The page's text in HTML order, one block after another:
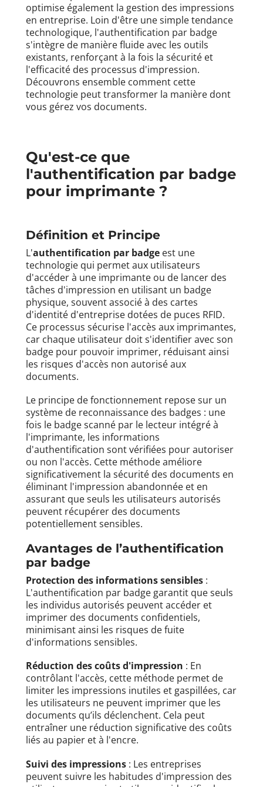
optimise également la gestion des impressions
en entreprise. Loin d'être une simple tendance
technologique, l'authentification par badge
s'intègre de manière fluide avec les outils
existants, renforçant à la fois la sécurité et
l'efficacité des processus d'impression.
Découvrons ensemble comment cette
technologie peut transformer la manière dont
vous gérez vos documents.
Qu'est-ce que
l'authentification par badge
pour imprimante ?
Définition et Principe
L'authentification par badge est une
technologie qui permet aux utilisateurs
d'accéder à une imprimante ou de lancer des
tâches d'impression en utilisant un badge
physique, souvent associé à des cartes
d'identité d'entreprise dotées de puces RFID.
Ce processus sécurise l'accès aux imprimantes,
car chaque utilisateur doit s'identifier avec son
badge pour pouvoir imprimer, réduisant ainsi
les risques d'accès non autorisé aux
documents.
Le principe de fonctionnement repose sur un
système de reconnaissance des badges : une
fois le badge scanné par le lecteur intégré à
l'imprimante, les informations
d'authentification sont vérifiées pour autoriser
ou non l'accès. Cette méthode améliore
significativement la sécurité des documents en
éliminant l'impression abandonnée et en
assurant que seuls les utilisateurs autorisés
peuvent récupérer des documents
potentiellement sensibles.
Avantages de l’authentification
par badge
Protection des informations sensibles :
L'authentification par badge garantit que seuls
les individus autorisés peuvent accéder et
imprimer des documents confidentiels,
minimisant ainsi les risques de fuite
d'informations sensibles.
Réduction des coûts d'impression : En
contrôlant l'accès, cette méthode permet de
limiter les impressions inutiles et gaspillées, car
les utilisateurs ne peuvent imprimer que les
documents qu’ils déclenchent. Cela peut
entraîner une réduction significative des coûts
liés au papier et à l'encre.
Suivi des impressions : Les entreprises
peuvent suivre les habitudes d'impression des